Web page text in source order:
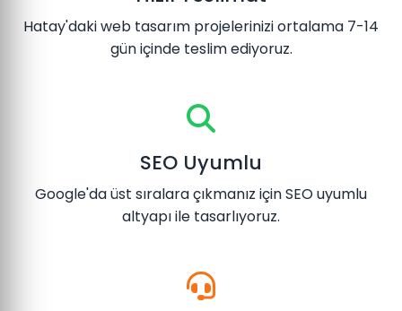
Hatay'daki web tasarım projelerinizi ortalama 7-14
gün içinde teslim ediyoruz.
SEO Uyumlu
Google'da üst sıralara çıkmanız için SEO uyumlu
altyapı ile tasarlıyoruz.